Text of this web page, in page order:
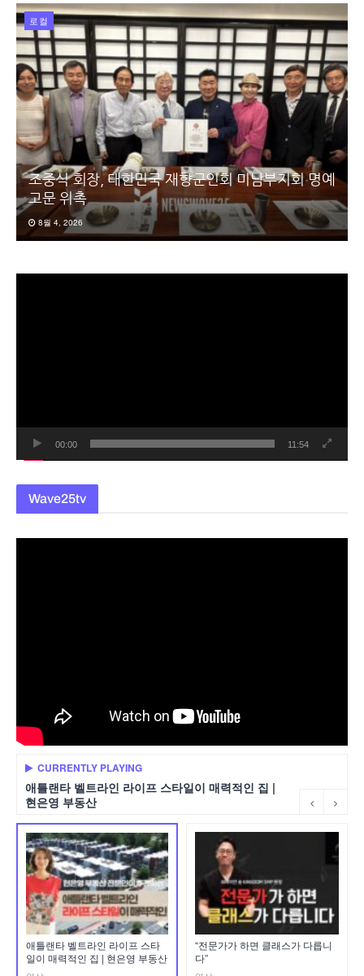
로컬
조중식 회장, 대한민국 재향군인회 미남부지회 명예
고문 위촉
8월 4, 2026
00:00 11:54
Wave25tv
CURRENTLY PLAYING
애틀랜타 벨트라인 라이프 스타일이 매력적인 집 |
현은영 부동산
애틀랜타 벨트라인 라이프 스타
일이 매력적인 집 | 현은영 부동산
“전문가가 하면 클래스가 다릅니
다”